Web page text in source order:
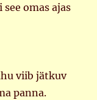
omas ajas
viib jätkuv
panna.